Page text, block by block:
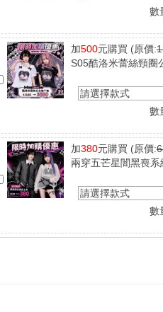
數
加500元購買 (原價:
S05酷洛米蕾絲頸圈
請選擇款式
數
加380元購買 (原價:
兩穿五芒星闇黑喪系
請選擇款式
數